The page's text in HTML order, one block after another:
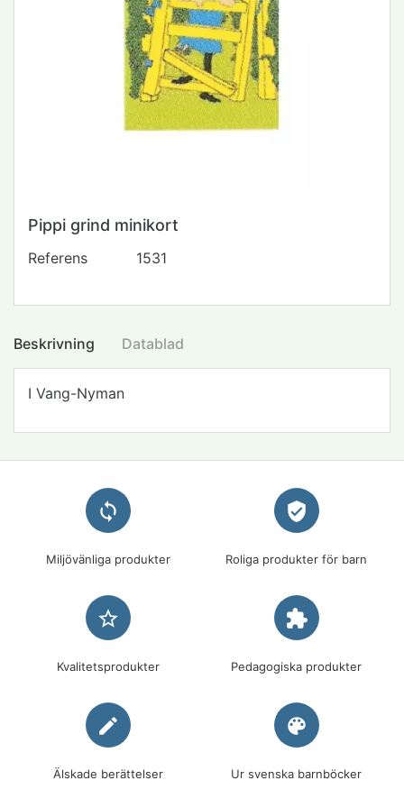
Pippi grind minikort
Referens 1531
Beskrivning Datablad
I Vang-Nyman
loop
Miljövänliga produkter
verified_user
Roliga produkter för barn
star_border
Kvalitetsprodukter
extension
Pedagogiska produkter
edit
Älskade berättelser
palette
Ur svenska barnböcker